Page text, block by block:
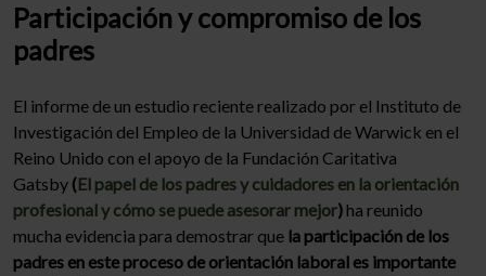
Participación y compromiso de los
padres
El informe de un estudio reciente realizado por el Instituto de
Investigación del Empleo de la Universidad de Warwick en el
Reino Unido con el apoyo de la Fundación Caritativa
Gatsby (El papel de los padres y cuidadores en la orientación
profesional y cómo se puede asesorar mejor) ha reunido
mucha evidencia para demostrar que la participación de los
padres en este proceso de orientación laboral es importante